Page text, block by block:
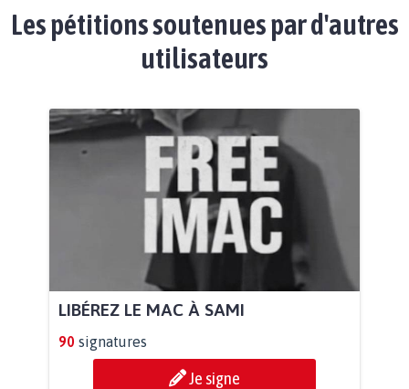
Les pétitions soutenues par d'autres
utilisateurs
LIBÉREZ LE MAC À SAMI
90 signatures
Je signe